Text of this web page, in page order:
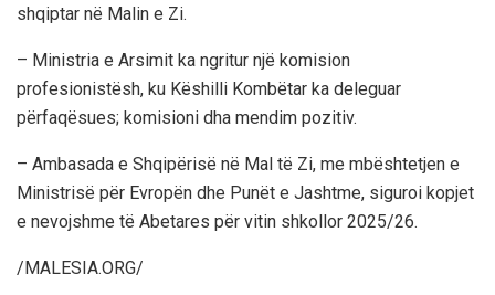
shqiptar në Malin e Zi.
– Ministria e Arsimit ka ngritur një komision
profesionistësh, ku Këshilli Kombëtar ka deleguar
përfaqësues; komisioni dha mendim pozitiv.
– Ambasada e Shqipërisë në Mal të Zi, me mbështetjen e
Ministrisë për Evropën dhe Punët e Jashtme, siguroi kopjet
e nevojshme të Abetares për vitin shkollor 2025/26.
/MALESIA.ORG/